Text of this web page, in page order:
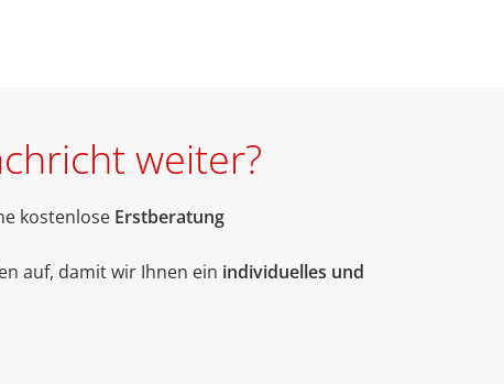
weiter?
kostenlose Erstberatung
auf, damit wir Ihnen ein individuelles und